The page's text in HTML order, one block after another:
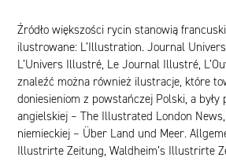
Źródło większości rycin stanowią
ilustrowane: L’Illustration. Journal
L’Univers Illustré, Le Journal Illustré,
znaleźć można również ilustracje, które
doniesieniom z powstańczej Polski, a
angielskiej – The Illustrated London
niemieckiej – Über Land und Meer.
Illustrirte Zeitung, Waldheim’s Illustrirte